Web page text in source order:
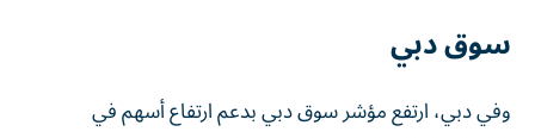
سوق دبي
وفي دبي، ارتفع مؤشر سوق دبي بدعم ارتفاع أسهم في